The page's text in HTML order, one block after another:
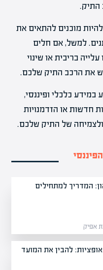
התיק.
מוכנים להתאים את
למשל, אם חלים
בריבית או שינוי
את הרכב התיק שלכם.
במידע כלכלי ופיננסי,
חדשות או הזדמנויות
של התיק שלכם.
המדריך למתחילים
להבין את המועד